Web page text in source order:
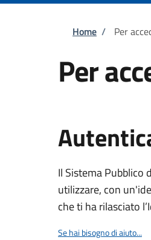
Home / Per
Per
Il Sistema Pubblico
utilizzare, con
che ti ha rilasciato
Se hai bisogno di aiuto...